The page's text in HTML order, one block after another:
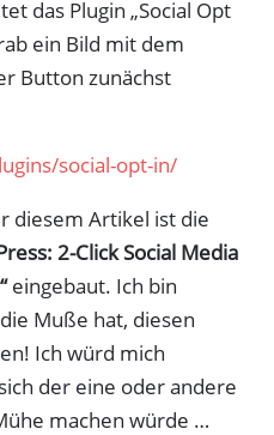
das Plugin „Social Opt
ein Bild mit dem
Button zunächst
social-opt-in/
diesem Artikel ist die
2-Click Social Media
eingebaut. Ich bin
Muße hat, diesen
Ich würd mich
der eine oder andere
machen würde …